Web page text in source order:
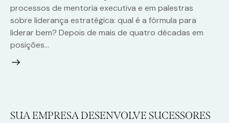
processos de mentoria executiva e em palestras
sobre liderança estratégica: qual é a fórmula para
liderar bem? Depois de mais de quatro décadas em
posições…
SUA EMPRESA DESENVOLVE SUCESSORES